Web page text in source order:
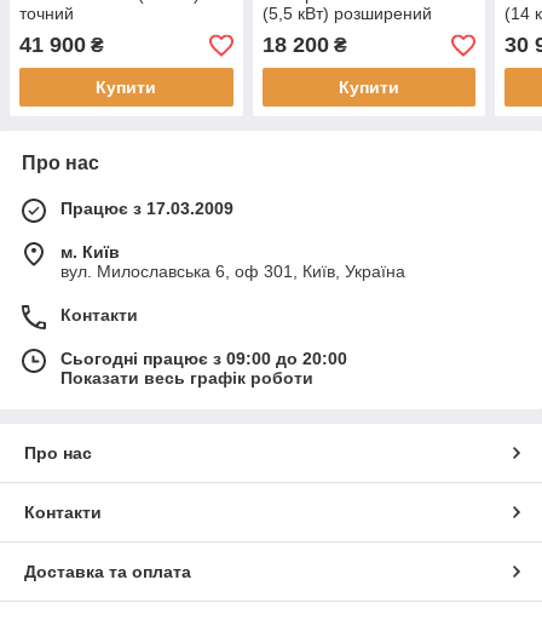
точний
41 900 ₴
Купити
(5,5 кВт) розширений
18 200₴
Купити
(14
30
Про нас
Працює з 17.03.2009
м. Київ
вул. Милославська 6, оф 301, Київ, Україна
Контакти
Сьогодні працює з 09:00 до 20:00
Показати весь графік роботи
Про нас
Контакти
Доставка та оплата